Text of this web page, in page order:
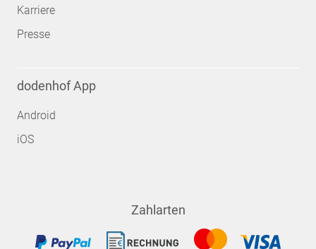
Karriere
Presse
dodenhof App
Android
iOS
Zahlarten